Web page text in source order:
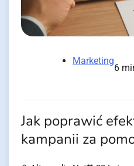
Marketing
6
Jak poprawić
kampanii za